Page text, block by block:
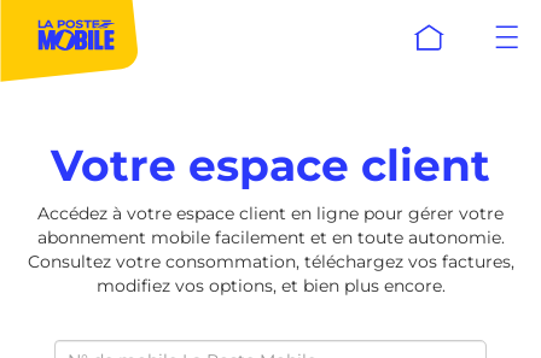
Votre espace client
Accédez à votre espace client en ligne pour gérer votre
abonnement mobile facilement et en toute autonomie.
Consultez votre consommation, téléchargez vos factures,
modifiez vos options, et bien plus encore.